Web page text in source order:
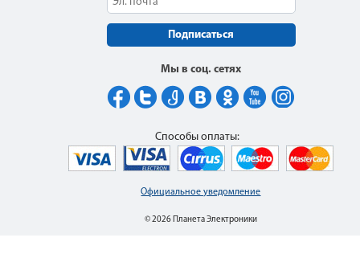
Подписаться
Мы в соц. сетях
Официальное уведомление
© 2026 Планета Электроники
Способы оплаты: